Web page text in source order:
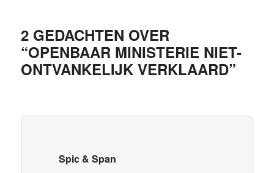
2 GEDACHTEN OVER
“OPENBAAR MINISTERIE NIET-
ONTVANKELIJK VERKLAARD”
Spic & Span